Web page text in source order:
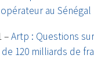
au Sénégal
–Artp : Questions
120 milliards de